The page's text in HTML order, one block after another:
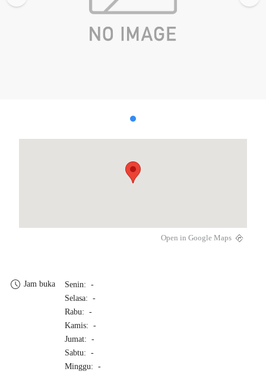
Open in Google Maps
Jam buka
Senin: -
Selasa: -
Rabu: -
Kamis: -
Jumat: -
Sabtu: -
Minggu: -